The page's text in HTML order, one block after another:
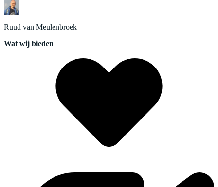
Ruud van Meulenbroek
Wat wij bieden